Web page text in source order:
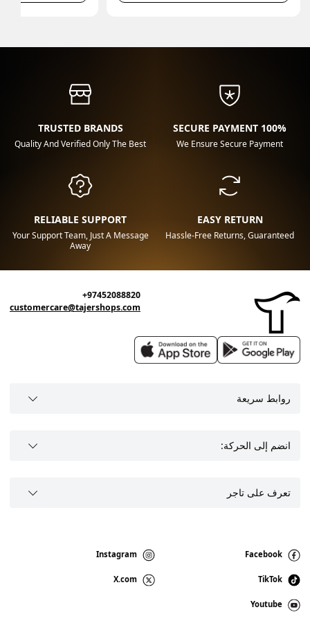
100% SECURE PAYMENT
We Ensure Secure Payment
TRUSTED BRANDS
Quality And Verified Only The Best
EASY RETURN
Hassle-Free Returns, Guaranteed
RELIABLE SUPPORT
Your Support Team, Just A Message
Away
+97452088820
customercare@tajershops.com
روابط سريعة
انضم إلى الحركة:
تعرف على تاجر
Facebook
Instagram
TikTok
X.com
Youtube